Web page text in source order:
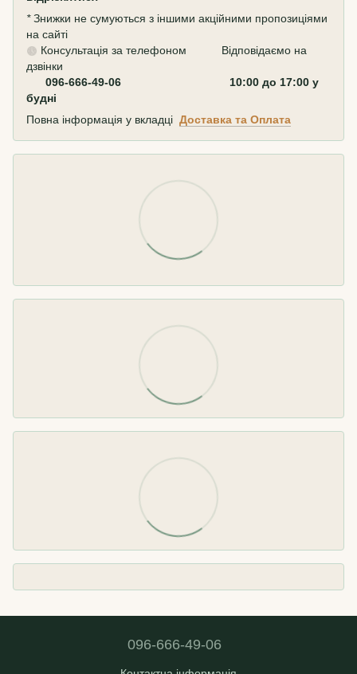
*Знижки не сумуються з іншими акційними пропозиціями
на сайті
Консультація за телефоном Відповідаємо на
дзвінки
096-666-49-06 10:00 до 17:00 у
будні
Повна інформація у вкладці Доставка та Оплата
096-666-49-06